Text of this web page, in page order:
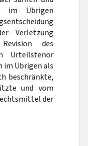
im Übrigen
Verletzung
des
Urteilstenor
im Übrigen als
beschränkte,
und vom
der